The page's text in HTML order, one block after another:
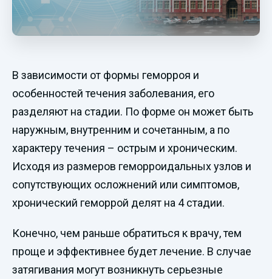
В зависимости от формы геморроя и
особенностей течения заболевания, его
разделяют на стадии. По форме он может быть
наружным, внутренним и сочетанным, а по
характеру течения – острым и хроническим.
Исходя из размеров геморроидальных узлов и
сопутствующих осложнений или симптомов,
хронический геморрой делят на 4 стадии.
Конечно, чем раньше обратиться к врачу, тем
проще и эффективнее будет лечение. В случае
затягивания могут возникнуть серьезные